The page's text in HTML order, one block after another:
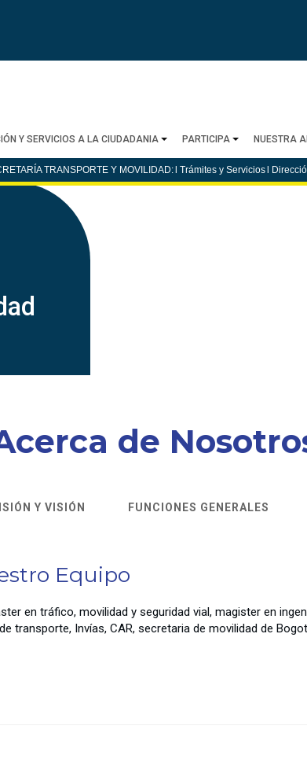
Y SERVICIOS A LA CIUDADANIA PARTICIPA NUESTRA
TRANSPORTE Y MOVILIDAD: l Trámites y Servicios l
de
Y VISIÓN FUNCIONES GENERALES
Equipo
en tráfico, movilidad y seguridad vial, magister en
transporte, Invías, CAR, secretaria de movilidad de